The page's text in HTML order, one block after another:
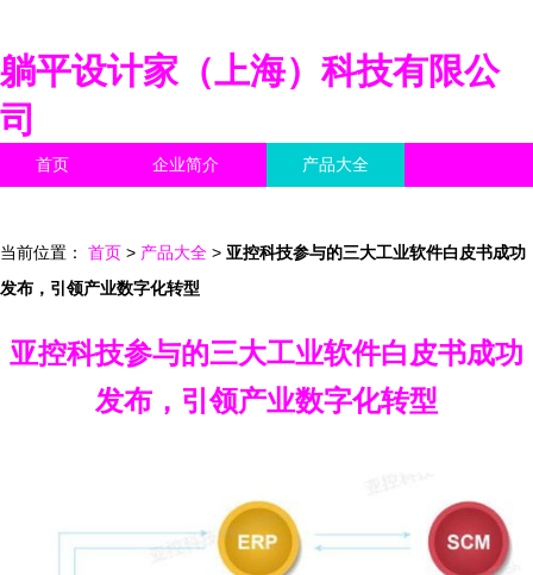
躺平设计家（上海）科技有限公
司
首页 企业简介 产品大全
当前位置： 首页 > 产品大全 > 亚控科技参与的三大工业软件白皮书成功
发布，引领产业数字化转型
亚控科技参与的三大工业软件白皮书成功
发布，引领产业数字化转型